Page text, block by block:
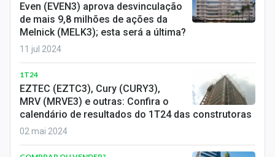
Even (EVEN3) aprova desvinculação
de mais 9,8 milhões de ações da
Melnick (MELK3); esta será a última?
11 jul 2024
1T24
EZTEC (EZTC3), Cury (CURY3),
MRV (MRVE3) e outras: Confira o
calendário de resultados do 1T24 das construtoras
02 mai 2024